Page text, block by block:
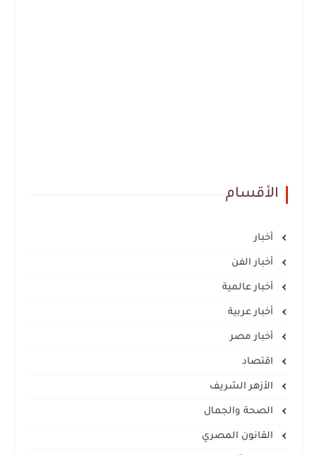
الأقسام
أخبار
أخبار الفن
أخبار عالمية
أخبار عربية
أخبار مصر
اقتصاد
الأزهر الشريف
الصحة والجمال
القانون المصري